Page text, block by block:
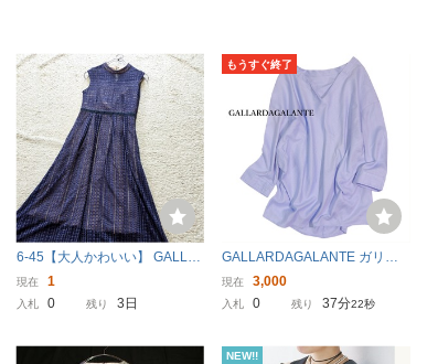
6-45【大人かわいい】 GALLA
RDA GALANTEガリャルダガラ
ンテ エスペシャル レースワン
現在 1
入札 0 残り 3日
もうすぐ終了
GALLARDAGALANTE ガリャ
ルダガランテ 綿100％ タック
デザイン プルオーバー シャツ
現在 3,000
入札 0 残り 37分20秒
NEW!!